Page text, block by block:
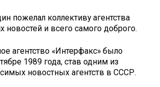
пожелал коллективу агентства
новостей и всего самого доброго.
агентство «Интерфакс» было
1989 года, став одним из
новостных агентств в СССР.